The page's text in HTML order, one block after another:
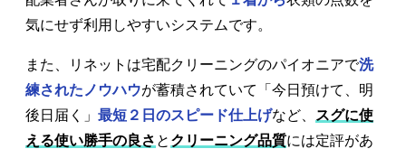
気にせず利用しやすいシステムです。
また、リネットは宅配クリーニングのパイオニアで洗
練されたノウハウが蓄積されていて「今日預けて、明
後日届く」 最短２日のスピード仕上げなど、
スグに使
える使い勝手の良さ と クリーニング品質には定評があ